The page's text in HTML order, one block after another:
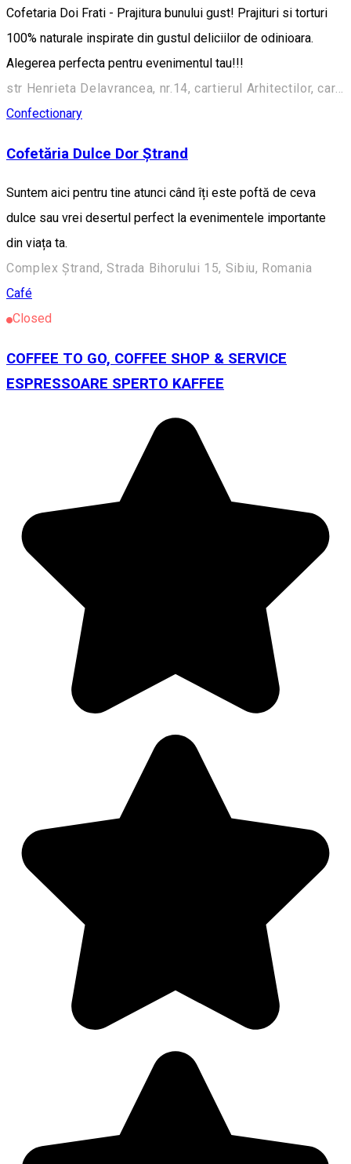
Cofetaria Doi Frati - Prajitura bunului gust! Prajituri si torturi
100% naturale inspirate din gustul deliciilor de odinioara.
Alegerea perfecta pentru evenimentul tau!!!
str Henrieta Delavrancea, nr.14, cartierul Arhitectilor, cartierul Arhitectilor, Cisnadie, Romania
Confectionary
Cofetăria Dulce Dor Ștrand
Suntem aici pentru tine atunci când îți este poftă de ceva
dulce sau vrei desertul perfect la evenimentele importante
din viața ta.
Complex Ștrand, Strada Bihorului 15, Sibiu, Romania
Café
Closed
COFFEE TO GO, COFFEE SHOP & SERVICE
ESPRESSOARE SPERTO KAFFEE